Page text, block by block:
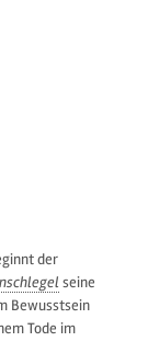
der
seine
Bewusstsein
Tode im